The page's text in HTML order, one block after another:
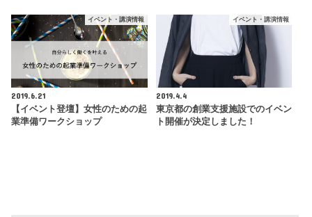
イベント・講演情報
2019.6.21
【イベント登壇】女性のための起
業準備ワークショップ
イベント・講演情報
2019.4.4
東京都の創業支援施設でのイベン
ト開催が決定しました！